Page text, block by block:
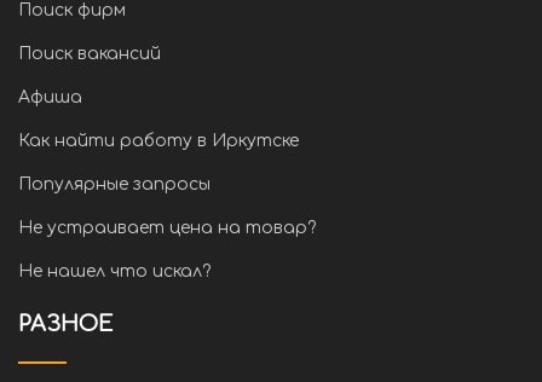
Поиск фирм
Поиск вакансий
Афиша
Как найти работу в Иркутске
Популярные запросы
Не устраивает цена на товар?
Не нашел что искал?
РАЗНОЕ